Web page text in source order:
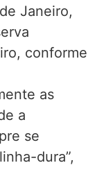
Janeiro,
conforme
as
a
se
dura”,